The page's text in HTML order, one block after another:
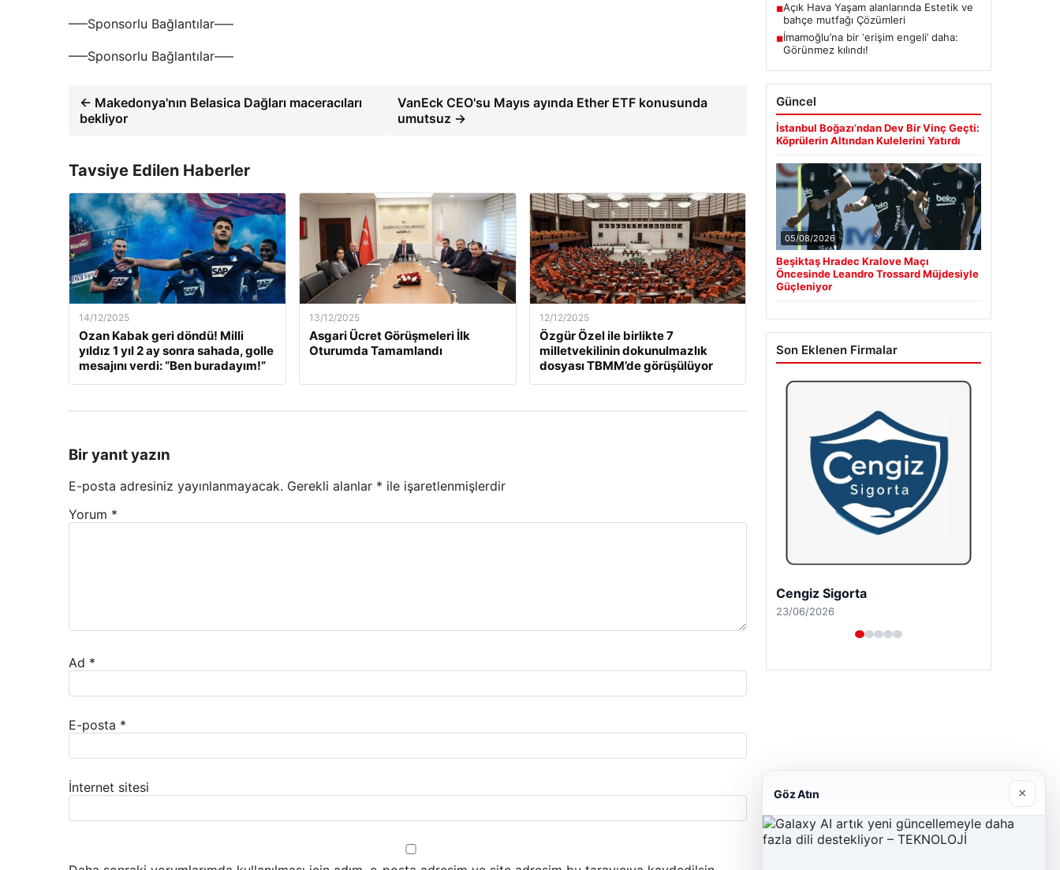
—–Sponsorlu Bağlantılar—–
—–Sponsorlu Bağlantılar—–
← Makedonya'nın Belasica Dağları maceracıları
bekliyor
VanEck CEO'su Mayıs ayında Ether ETF konusunda
umutsuz →
Tavsiye Edilen Haberler
14/12/2025
Ozan Kabak geri döndü! Milli
yıldız 1 yıl 2 ay sonra sahada, golle
mesajını verdi: “Ben buradayım!”
13/12/2025
Asgari Ücret Görüşmeleri İlk
Oturumda Tamamlandı
12/12/2025
Özgür Özel ile birlikte 7
milletvekilinin dokunulmazlık
dosyası TBMM’de görüşülüyor
Bir yanıt yazın
E-posta adresiniz yayınlanmayacak. Gerekli alanlar * ile işaretlenmişlerdir
Yorum *
Ad *
E-posta *
İnternet sitesi
■Açık Hava Yaşam alanlarında Estetik ve
bahçe mutfağı Çözümleri
■İmamoğlu’na bir ‘erişim engeli’ daha:
Görünmez kılındı!
Güncel
İstanbul Boğazı’ndan Dev Bir Vinç Geçti:
Köprülerin Altından Kulelerini Yatırdı
05/08/2026
Beşiktaş Hradec Kralove Maçı
Öncesinde Leandro Trossard Müjdesiyle
Güçleniyor
Son Eklenen Firmalar
Cengiz Sigorta
23/06/2026
Göz Atın ×